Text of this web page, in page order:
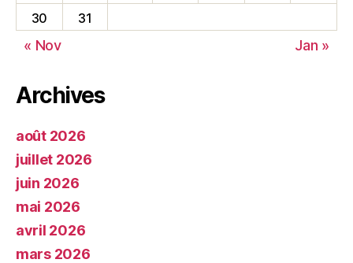
30
31
« Nov Jan »
Archives
août 2026
juillet 2026
juin 2026
mai 2026
avril 2026
mars 2026